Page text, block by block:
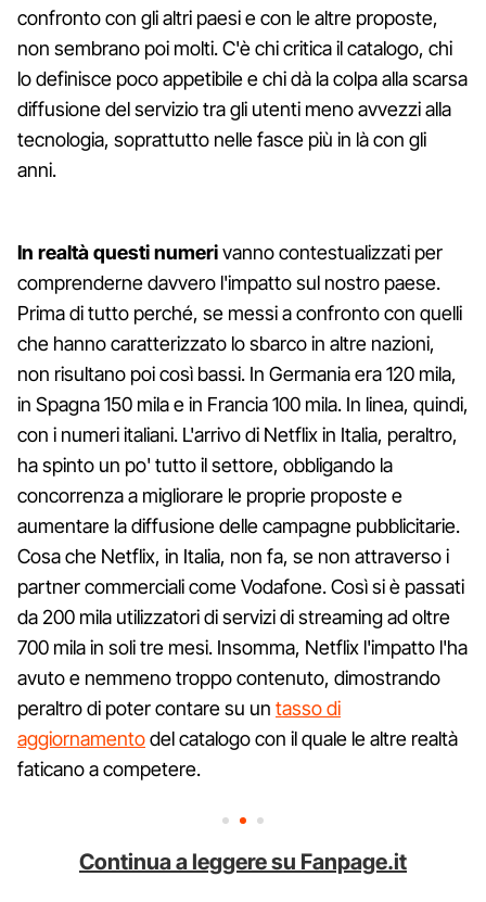
confronto con gli altri paesi e con le altre proposte,
non sembrano poi molti. C'è chi critica il catalogo, chi
lo definisce poco appetibile e chi dà la colpa alla scarsa
diffusione del servizio tra gli utenti meno avvezzi alla
tecnologia, soprattutto nelle fasce più in là con gli
anni.
In realtà questi numerivanno contestualizzati per
comprenderne davvero l'impatto sul nostro paese.
Prima di tutto perché, se messi a confronto con quelli
che hanno caratterizzato lo sbarco in altre nazioni,
non risultano poi così bassi. In Germania era 120 mila,
in Spagna 150 mila e in Francia 100 mila. In linea, quindi,
con i numeri italiani. L'arrivo di Netflix in Italia, peraltro,
ha spinto un po' tutto il settore, obbligando la
concorrenza a migliorare le proprie proposte e
aumentare la diffusione delle campagne pubblicitarie.
Cosa che Netflix, in Italia, non fa, se non attraverso i
partner commerciali come Vodafone. Così si è passati
da 200 mila utilizzatori di servizi di streaming ad oltre
700 mila in soli tre mesi. Insomma, Netflix l'impatto l'ha
avuto e nemmeno troppo contenuto, dimostrando
peraltro di poter contare su un tasso di
aggiornamentodel catalogo con il quale le altre realtà
faticano a competere.
Continua a leggere su Fanpage.it